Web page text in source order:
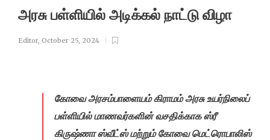
அரசு பள்ளியில் அடிக்கல் நாட்டு விழா
Editor, October 25, 2024
கோவை அரசம்பாளையம் கிராமம் அரசு உயர்நிலைப்
பள்ளியில் மாணவர்களின் வசதிக்காக ஸ்ரீ
கிருஷ்ணா ஸ்வீட்ஸ் மற்றும் கோவை மெட்ரொபாலிஸ்